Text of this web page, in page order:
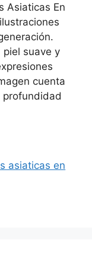
Asiaticas En
piel suave y
cuenta
profundidad
asiaticas en